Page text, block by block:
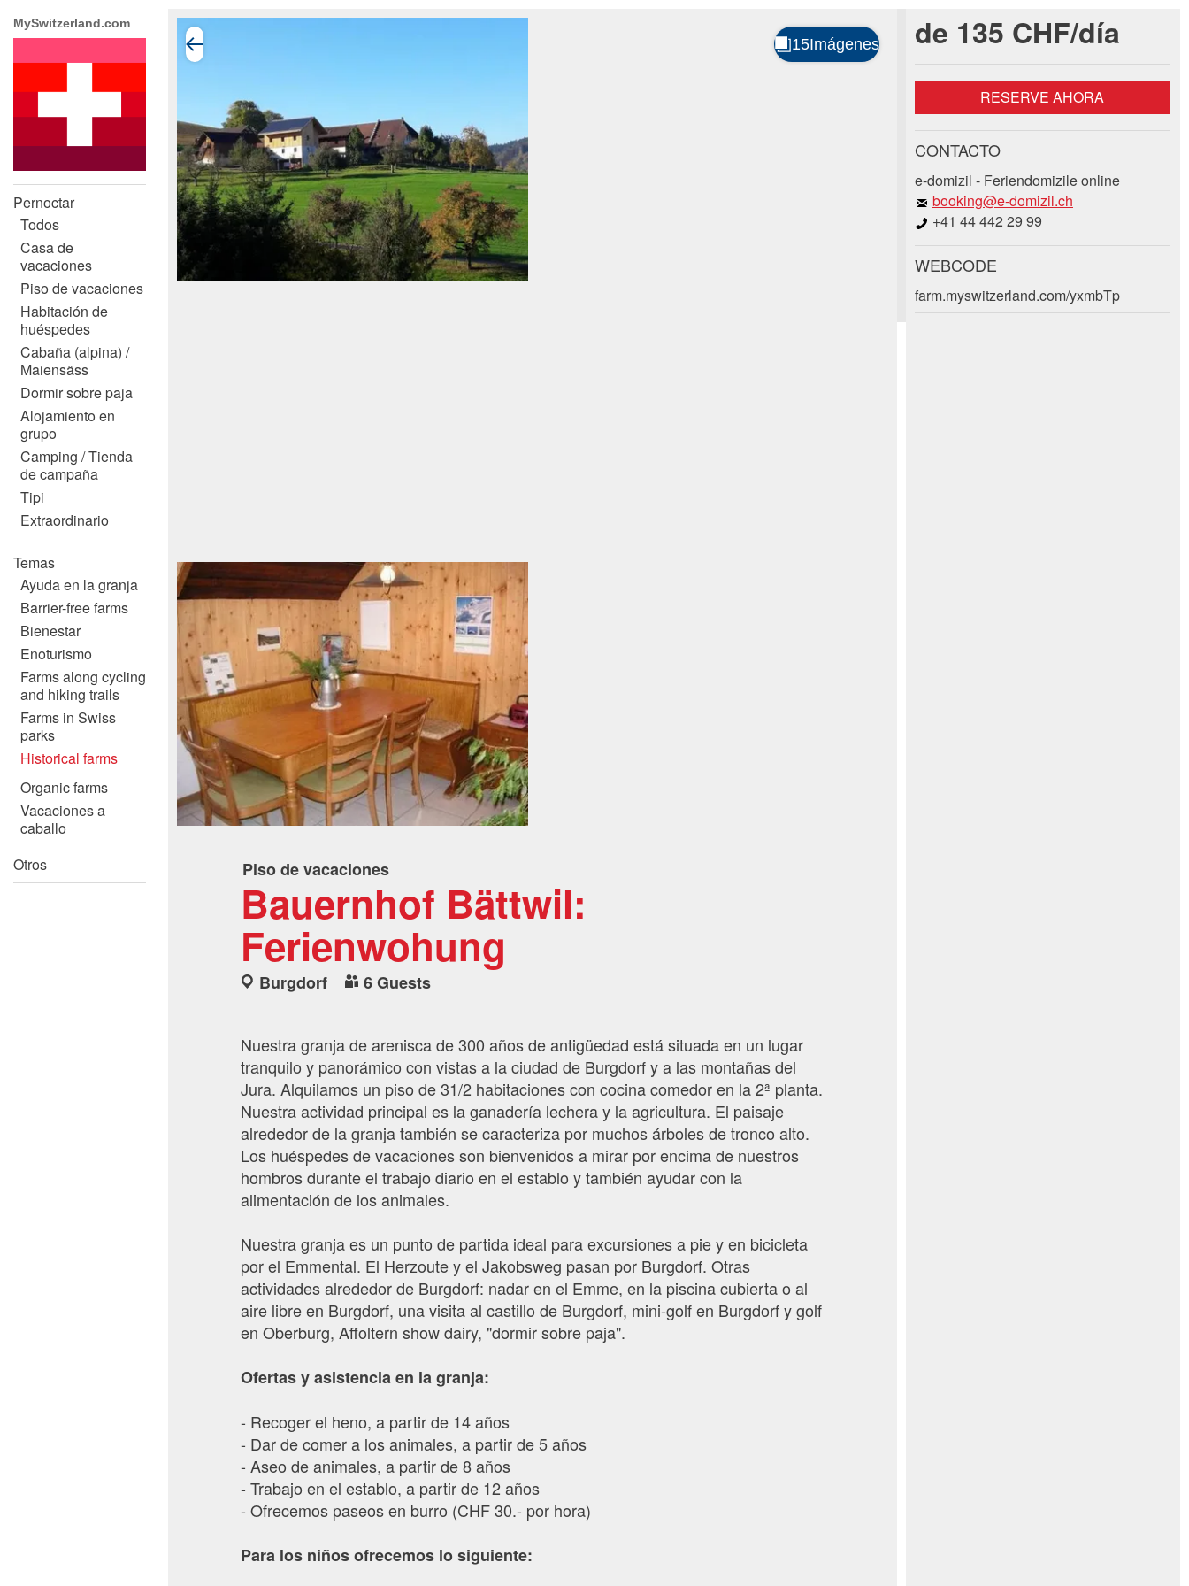
MySwitzerland.com
Pernoctar
Todos
Casa de
vacaciones
Piso de vacaciones
Habitación de
huéspedes
Cabaña (alpina) /
Maiensäss
Dormir sobre paja
Alojamiento en
grupo
Camping / Tienda
de campaña
Tipi
Extraordinario
Temas
Ayuda en la granja
Barrier-free farms
Bienestar
Enoturismo
Farms along cycling
and hiking trails
Farms in Swiss
parks
Historical farms
Organic farms
Vacaciones a
caballo
Otros
Piso de vacaciones
Bauernhof Bättwil:
Ferienwohung
Burgdorf 6 Guests
Nuestra granja de arenisca de 300 años de antigüedad está situada en un lugar
tranquilo y panorámico con vistas a la ciudad de Burgdorf y a las montañas del
Jura. Alquilamos un piso de 31/2 habitaciones con cocina comedor en la 2ª planta.
Nuestra actividad principal es la ganadería lechera y la agricultura. El paisaje
alrededor de la granja también se caracteriza por muchos árboles de tronco alto.
Los huéspedes de vacaciones son bienvenidos a mirar por encima de nuestros
hombros durante el trabajo diario en el establo y también ayudar con la
alimentación de los animales.
Nuestra granja es un punto de partida ideal para excursiones a pie y en bicicleta
por el Emmental. El Herzoute y el Jakobsweg pasan por Burgdorf. Otras
actividades alrededor de Burgdorf: nadar en el Emme, en la piscina cubierta o al
aire libre en Burgdorf, una visita al castillo de Burgdorf, mini-golf en Burgdorf y golf
en Oberburg, Affoltern show dairy, "dormir sobre paja".
Ofertas y asistencia en la granja:
- Recoger el heno, a partir de 14 años
- Dar de comer a los animales, a partir de 5 años
- Aseo de animales, a partir de 8 años
- Trabajo en el establo, a partir de 12 años
- Ofrecemos paseos en burro (CHF 30.- por hora)
Para los niños ofrecemos lo siguiente:
de 135 CHF/día
RESERVE AHORA
CONTACTO
e-domizil - Feriendomizile online
booking@e-domizil.ch
+41 44 442 29 99
WEBCODE
farm.myswitzerland.com/yxmbTp